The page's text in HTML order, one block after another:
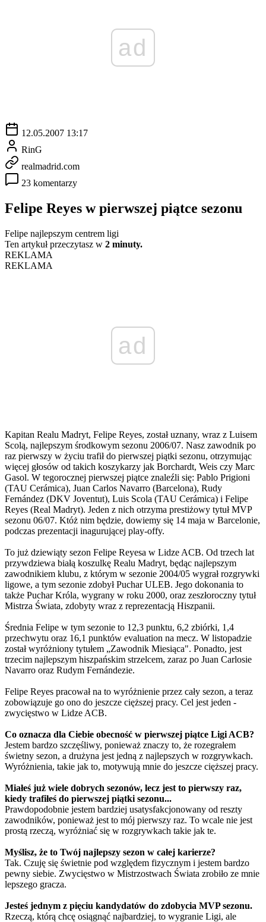
ad
12.05.2007 13:17
RinG
realmadrid.com
23 komentarzy
Felipe Reyes w pierwszej piątce sezonu
Felipe najlepszym centrem ligi
Ten artykuł przeczytasz w 2 minuty.
REKLAMA
REKLAMA
ad
Kapitan Realu Madryt, Felipe Reyes, został uznany, wraz z Luisem
Scolą, najlepszym środkowym sezonu 2006/07. Nasz zawodnik po
raz pierwszy w życiu trafił do pierwszej piątki sezonu, otrzymując
więcej głosów od takich koszykarzy jak Borchardt, Weis czy Marc
Gasol. W tegorocznej pierwszej piątce znaleźli się: Pablo Prigioni
(TAU Cerámica), Juan Carlos Navarro (Barcelona), Rudy
Fernández (DKV Joventut), Luis Scola (TAU Cerámica) i Felipe
Reyes (Real Madryt). Jeden z nich otrzyma prestiżowy tytuł MVP
sezonu 06/07. Któż nim będzie, dowiemy się 14 maja w Barcelonie,
podczas prezentacji inagurującej play-offy.
To już dziewiąty sezon Felipe Reyesa w Lidze ACB. Od trzech lat
przywdziewa białą koszulkę Realu Madryt, będąc najlepszym
zawodnikiem klubu, z którym w sezonie 2004/05 wygrał rozgrywki
ligowe, a tym sezonie zdobył Puchar ULEB. Jego dokonania to
także Puchar Króla, wygrany w roku 2000, oraz zeszłoroczny tytuł
Mistrza Świata, zdobyty wraz z reprezentacją Hiszpanii.
Średnia Felipe w tym sezonie to 12,3 punktu, 6,2 zbiórki, 1,4
przechwytu oraz 16,1 punktów evaluation na mecz. W listopadzie
został wyróżniony tytułem „Zawodnik Miesiąca". Ponadto, jest
trzecim najlepszym hiszpańskim strzelcem, zaraz po Juan Carlosie
Navarro oraz Rudym Fernándezie.
Felipe Reyes pracował na to wyróżnienie przez cały sezon, a teraz
zobowiązuje go ono do jeszcze cięższej pracy. Cel jest jeden -
zwycięstwo w Lidze ACB.
Co oznacza dla Ciebie obecność w pierwszej piątce Ligi ACB?
Jestem bardzo szczęśliwy, ponieważ znaczy to, że rozegrałem
świetny sezon, a drużyna jest jedną z najlepszych w rozgrywkach.
Wyróżnienia, takie jak to, motywują mnie do jeszcze cięższej pracy.
Miałeś już wiele dobrych sezonów, lecz jest to pierwszy raz,
kiedy trafiłeś do pierwszej piątki sezonu...
Prawdopodobnie jestem bardziej usatysfakcjonowany od reszty
zawodników, ponieważ jest to mój pierwszy raz. To wcale nie jest
prostą rzeczą, wyróżniać się w rozgrywkach takie jak te.
Myślisz, że to Twój najlepszy sezon w całej karierze?
Tak. Czuję się świetnie pod względem fizycznym i jestem bardzo
pewny siebie. Zwycięstwo w Mistrzostwach Świata zrobiło ze mnie
lepszego gracza.
Jesteś jednym z pięciu kandydatów do zdobycia MVP sezonu.
Rzeczą, którą chcę osiągnąć najbardziej, to wygranie Ligi, ale